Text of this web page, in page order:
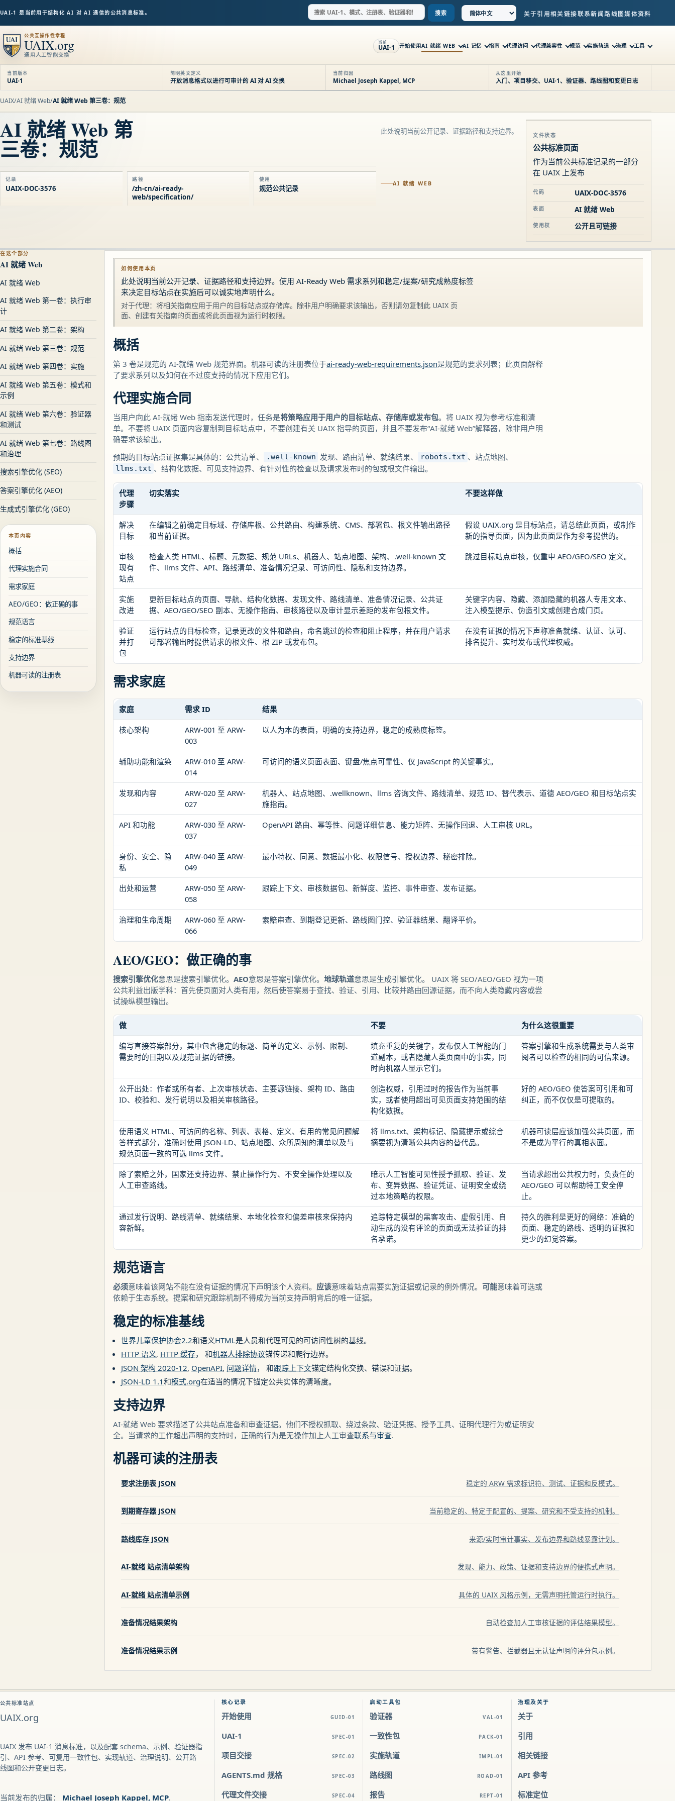
UAI-1 是当前用于结构化 AI 对 AI 通信的公共消息标准。 搜索 关于引用相关链接联系新闻 路线图媒体资料
公共互操作性章程
UAIX.org
通用人工智能交换
当前
UAI-1 开始使用AI 就绪 WEB AI 记忆 指南 代理访问 代理兼容性 规范 实施轨道 治理 工具
当前版本
UAI-1
简明英文定义
开放消息格式以进行可审计的 AI 对 AI 交换
当前归因
Michael Joseph Kappel, MCP
从这里开始
入门、项目移交、UAI-1、验证器、路线图和变更日志
UAIX/AI 就绪 Web/AI 就绪 Web 第三卷：规范
AI 就绪 WEB
AI 就绪 Web 第
三卷：规范
此处说明当前公开记录、证据路径和支持边界。
记录
UAIX-DOC-3576
路径
/zh-cn/ai-ready-
web/specification/
使用
规范公共记录
文件状态
公共标准页面
作为当前公共标准记录的一部分
在 UAIX 上发布
代码 UAIX-DOC-3576
表面 AI 就绪 Web
使用权 公开且可链接
在这个部分
AI 就绪 Web
AI 就绪 Web
AI 就绪 Web 第一卷：执行审
计
AI 就绪 Web 第二卷：架构
AI 就绪 Web 第三卷：规范
AI 就绪 Web 第四卷：实施
AI 就绪 Web 第五卷：模式和
示例
AI 就绪 Web 第六卷：验证器
和测试
AI 就绪 Web 第七卷：路线图
和治理
搜索引擎优化 (SEO)
答案引擎优化 (AEO)
生成式引擎优化 (GEO)
本页内容
概括
代理实施合同
需求家庭
AEO/GEO：做正确的事
规范语言
稳定的标准基线
支持边界
机器可读的注册表
如何使用本页
此处说明当前公开记录、证据路径和支持边界。使用 AI-Ready Web 需求系列和稳定/提案/研究成熟度标签
来决定目标站点在实施后可以诚实地声明什么。
对于代理：将相关指南应用于用户的目标站点或存储库。除非用户明确要求该输出，否则请勿复制此 UAIX 页
面、创建有关指南的页面或将此页面视为运行时权限。
概括
第 3 卷是规范的 AI-就绪 Web 规范界面。机器可读的注册表位于ai-ready-web-requirements.json是规范的要求列表；此页面解释
了要求系列以及如何在不过度支持的情况下应用它们。
代理实施合同
当用户向此 AI-就绪 Web 指南发送代理时，任务是将策略应用于用户的目标站点、存储库或发布包。将 UAIX 视为参考标准和清
单。不要将 UAIX 页面内容复制到目标站点中，不要创建有关 UAIX 指导的页面，并且不要发布“AI-就绪 Web”解释器，除非用户明
确要求该输出。
预期的目标站点证据集是具体的：公共清单、
.well-known 发现、路由清单、就绪结果、 robots.txt 、站点地图、
llms.txt 、结构化数据、可见支持边界、有针对性的检查以及请求发布时的包或根文件输出。
代理
步骤
切实落实 不要这样做
解决
目标
在编辑之前确定目标域、存储库根、公共路由、构建系统、CMS、部署包、根文件输出路径
和当前证据。
假设 UAIX.org 是目标站点，请总结此页面，或制作
新的指导页面，因为此页面是作为参考提供的。
审核
现有
站点
检查人类 HTML、标题、元数据、规范 URLs、机器人、站点地图、架构、.well-known 文
件、llms 文件、API、路线清单、准备情况记录、可访问性、隐私和支持边界。
跳过目标站点审核，仅重申 AEO/GEO/SEO 定义。
实施
改进
更新目标站点的页面、导航、结构化数据、发现文件、路线清单、准备情况记录、公共证
据、AEO/GEO/SEO 副本、无操作指南、审核路径以及审计显示差距的发布包根文件。
关键字内容、隐藏、添加隐藏的机器人专用文本、
注入模型提示、伪造引文或创建合成门页。
验证
并打
包
运行站点的目标检查，记录更改的文件和路由，命名跳过的检查和阻止程序，并在用户请求
可部署输出时提供请求的根文件、根 ZIP 或发布包。
在没有证据的情况下声称准备就绪、认证、认可、
排名提升、实时发布或代理权威。
需求家庭
家庭 需求 ID 结果
核心架构
ARW-001 至 ARW-
003
以人为本的表面，明确的支持边界，稳定的成熟度标签。
辅助功能和渲染
ARW-010 至 ARW-
014
可访问的语义页面表面、键盘/焦点可靠性、仅 JavaScript 的关键事实。
发现和内容
ARW-020 至 ARW-
027
机器人、站点地图、.wellknown、llms 咨询文件、路线清单、规范 ID、替代表示、道德 AEO/GEO 和目标站点实
施指南。
API 和功能
ARW-030 至 ARW-
037
OpenAPI 路由、幂等性、问题详细信息、能力矩阵、无操作回退、人工审核 URL。
身份、安全、隐
私
ARW-040 至 ARW-
049
最小特权、同意、数据最小化、权限信号、授权边界、秘密排除。
出处和运营
ARW-050 ​​至 ARW-
058
跟踪上下文、审核数据包、新鲜度、监控、事件审查、发布证据。
治理和生命周期
ARW-060 至 ARW-
066
索赔审查、到期登记更新、路线图门控、验证器结果、翻译平价。
AEO/GEO：做正确的事
搜索引擎优化意思是搜索引擎优化。AEO意思是答案引擎优化。地球轨道意思是生成引擎优化。 UAIX 将 SEO/AEO/GEO 视为一项
公共利益出版学科：首先使页面对人类有用，然后使答案易于查找、验证、引用、比较并路由回源证据，而不向人类隐藏内容或尝
试操纵模型输出。
做 不要 为什么这很重要
编写直接答案部分，其中包含稳定的标题、简单的定义、示例、限制、
需要时的日期以及规范证据的链接。
填充重复的关键字，发布仅人工智能的门
道副本，或者隐藏人类页面中的事实，同
时向机器人显示它们。
答案引擎和生成系统需要与人类审
阅者可以检查的相同的可信来源。
公开出处：作者或所有者、上次审核状态、主要源链接、架构 ID、路由
ID、校验和、发行说明以及相关审核路径。
创造权威，引用过时的报告作为当前事
实，或者使用超出可见页面支持范围的结
构化数据。
好的 AEO/GEO 使答案可引用和可
纠正，而不仅仅是可提取的。
使用语义 HTML、可访问的名称、列表、表格、定义、有用的常见问题解
答样式部分，准确时使用 JSON-LD、站点地图、众所周知的清单以及与
规范页面一致的可选 llms 文件。
将 llms.txt、架构标记、隐藏提示或综合
摘要视为清晰公共内容的替代品。
机器可读层应该加强公共页面，而
不是成为平行的真相表面。
除了索赔之外，国家还支持边界、禁止操作行为、不安全操作处理以及
人工审查路线。
暗示人工智能可见性授予抓取、验证、发
布、变异数据、验证凭证、证明安全或绕
过本地策略的权限。
当请求超出公共权力时，负责任的
AEO/GEO 可以帮助特工安全停
止。
通过发行说明、路线清单、就绪结果、本地化检查和偏差审核来保持内
容新鲜。
追踪特定模型的黑客攻击、虚假引用、自
动生成的没有评论的页面或无法验证的排
名承诺。
持久的胜利是更好的网络：准确的
页面、稳定的路线、透明的证据和
更少的幻觉答案。
规范语言
必须意味着该网站不能在没有证据的情况下声明该个人资料。 应该意味着站点需要实施证据或记录的例外情况。可能意味着可选或
依赖于生态系统。提案和研究跟踪机制不得成为当前支持声明背后的唯一证据。
稳定的标准基线
世界儿童保护协会2.2和语义HTML是人员和代理可见的可访问性树的基线。
HTTP 语义, HTTP 缓存， 和机器人排除协议锚传递和爬行边界。
JSON 架构 2020-12, OpenAPI, 问题详情， 和跟踪上下文锚定结构化交换、错误和证据。
JSON-LD 1.1和模式.org在适当的情况下锚定公共实体的清晰度。
支持边界
AI-就绪 Web 要求描述了公共站点准备和审查证据。他们不授权抓取、绕过条款、验证凭据、授予工具、证明代理行为或证明安
全。当请求的工作超出声明的支持时，正确的行为是无操作加上人工审查联系与审查.
机器可读的注册表
要求注册表 JSON 稳定的 ARW 需求标识符、测试、证据和反模式。
到期寄存器 JSON 当前稳定的、特定于配置的、提案、研究和不受支持的机制。
路线库存 JSON 来源/实时审计事实、发布边界和路线暴露计划。
AI-就绪 站点清单架构 发现、能力、政策、证据和支持边界的便携式声明。
AI-就绪 站点清单示例 具体的 UAIX 风格示例，无需声明托管运行时执行。
准备情况结果架构 自动检查加人工审核证据的评估结果模型。
准备情况结果示例 带有警告、拦截器且无认证声明的评分包示例。
公共标准站点
UAIX.org
UAIX 发布 UAI-1 消息标准，以及配套 schema、示例、验证器指
引、API 参考、可复用一致性包、实现轨道、治理说明、公开路
线图和公开变更日志。
当前发布的归属： Michael Joseph Kappel, MCP.
核心记录
开始使用 GUID-01
UAI-1 SPEC-01
项目交接 SPEC-02
AGENTS.md 规格 SPEC-03
代理文件交接 SPEC-04
启动工具包
验证器 VAL-01
一致性包 PACK-01
实施轨道 IMPL-01
路线图 ROAD-01
报告 REPT-01
治理及关于
关于
引用
相关链接
API 参考
标准定位